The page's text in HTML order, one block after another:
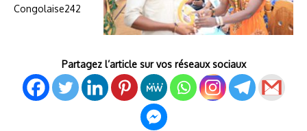
Congolaise242
Partagez l’article sur vos réseaux sociaux